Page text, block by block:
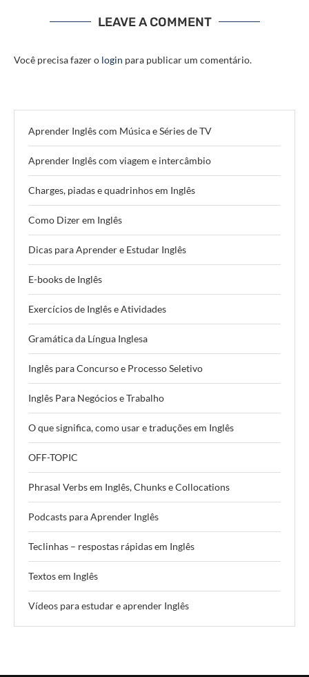
LEAVE A COMMENT
Você precisa fazer o login para publicar um comentário.
Aprender Inglês com Música e Séries de TV
Aprender Inglês com viagem e intercâmbio
Charges, piadas e quadrinhos em Inglês
Como Dizer em Inglês
Dicas para Aprender e Estudar Inglês
E-books de Inglês
Exercícios de Inglês e Atividades
Gramática da Língua Inglesa
Inglês para Concurso e Processo Seletivo
Inglês Para Negócios e Trabalho
O que significa, como usar e traduções em Inglês
OFF-TOPIC
Phrasal Verbs em Inglês, Chunks e Collocations
Podcasts para Aprender Inglês
Teclinhas – respostas rápidas em Inglês
Textos em Inglês
Vídeos para estudar e aprender Inglês